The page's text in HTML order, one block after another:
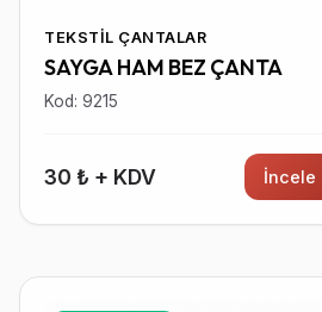
TEKSTIL ÇANTALAR
SAYGA HAM BEZ ÇANTA
Kod: 9215
30 ₺ + KDV İncele